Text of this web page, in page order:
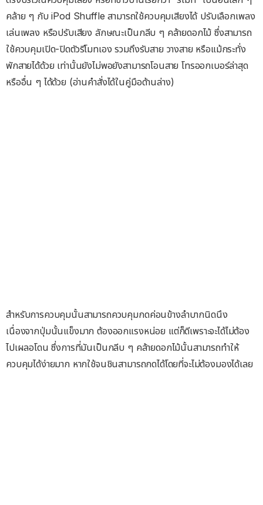
คล้าย ๆ กับ iPod Shuffle สามารถใช้ควบคุมเสียงได้ ปรับเลือกเพลง
เล่นเพลง หรือปรับเสียง ลักษณะเป็นกลีบ ๆ คล้ายดอกไม้ ซึ่งสามารถ
ใช้ควบคุมเปิด-ปิดตัวรีโมทเอง รวมถึงรับสาย วางสาย หรือแม้กระทั่ง
พักสายได้ด้วย เท่านั้นยังไม่พอยังสามารถโอนสาย โทรออกเบอร์ล่าสุด
หรืออื่น ๆ ได้ด้วย (อ่านคำสั่งได้ในคู่มือด้านล่าง)
สำหรับการควบคุมนั้นสามารถควบคุมกดค่อนข้างลำบากนิดนึง
เนื่องจากปุ่มนั้นแข็งมาก ต้องออกแรงหน่อย แต่ก็ดีเพราะจะได้ไม่ต้อง
ไปเผลอโดน ซึ่งการที่มันเป็นกลีบ ๆ คล้ายดอกไม้นั้นสามารถทำให้
ควบคุมได้ง่ายมาก หากใช้จนชินสามารถกดได้โดยที่จะไม่ต้องมองได้เลย